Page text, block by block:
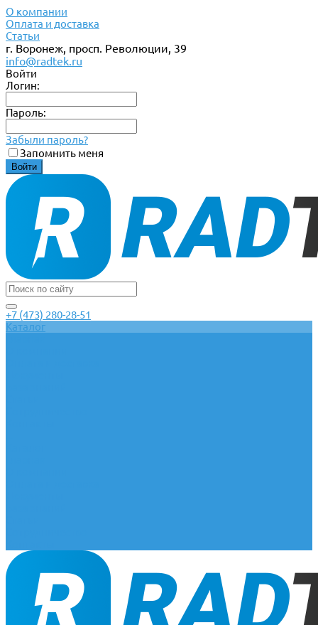
О компании
Оплата и доставка
Статьи
г. Воронеж, просп. Революции, 39
info@radtek.ru
Войти
Логин:
Пароль:
Забыли пароль?
Запомнить меня
+7 (473) 280-28-51
Каталог